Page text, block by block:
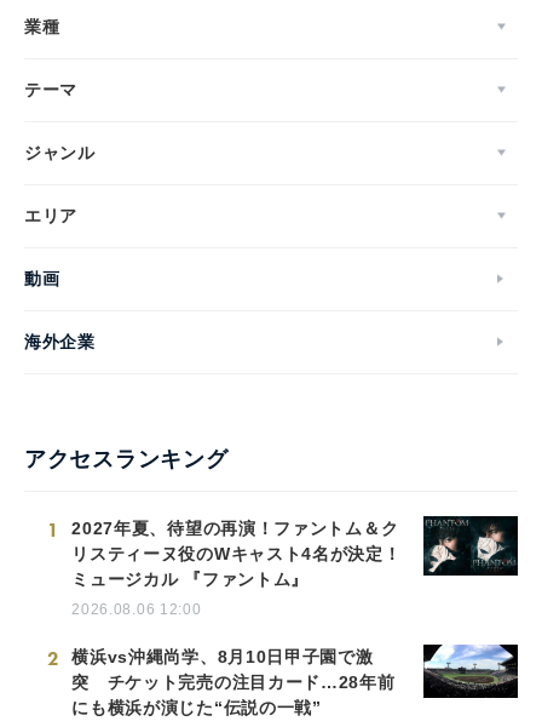
業種
テーマ
ジャンル
エリア
動画
海外企業
アクセスランキング
1
2027年夏、待望の再演！ファントム＆ク
リスティーヌ役のWキャスト4名が決定！
ミュージカル 『ファントム』
2026.08.06 12:00
2
横浜vs沖縄尚学、8月10日甲子園で激
突 チケット完売の注目カード…28年前
にも横浜が演じた“伝説の一戦”